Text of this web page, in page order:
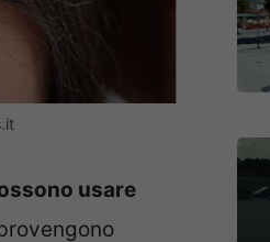
usare